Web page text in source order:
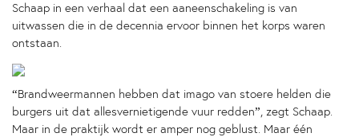
Schaap in een verhaal dat een aaneenschakeling is van
uitwassen die in de decennia ervoor binnen het korps waren
ontstaan.
“Brandweermannen hebben dat imago van stoere helden die
burgers uit dat allesvernietigende vuur redden”, zegt Schaap.
Maar in de praktijk wordt er amper nog geblust. Maar één